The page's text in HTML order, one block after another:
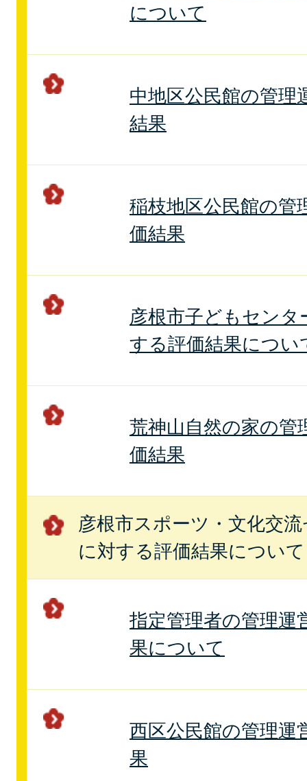
について
中地区公民館の管理
結果
稲枝地区公民館の管
価結果
彦根市子どもセンタ
する評価結果につい
荒神山自然の家の管
価結果
彦根市スポーツ・文化交
に対する評価結果について
指定管理者の管理運
果について
西区公民館の管理運
果